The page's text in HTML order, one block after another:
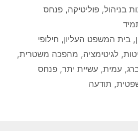
בניהול, פוליטיקה, פנחס
,בית המשפט העליון, חילופי
, לגיטימציה, מהפכה משטרית,
, עמית, עשיית יתר, פנחס
, תודעה